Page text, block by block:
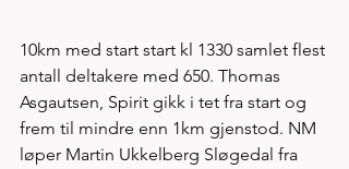
10km med start start kl 1330 samlet flest
antall deltakere med 650. Thomas
Asgautsen, Spirit gikk i tet fra start og
frem til mindre enn 1km gjenstod. NM
løper Martin Ukkelberg Sløgedal fra